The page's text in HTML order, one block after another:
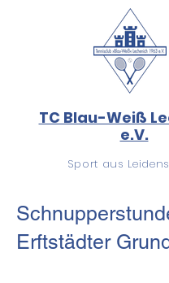
TC Blau-Weiß
e.V.
Sport aus
Erftstädter